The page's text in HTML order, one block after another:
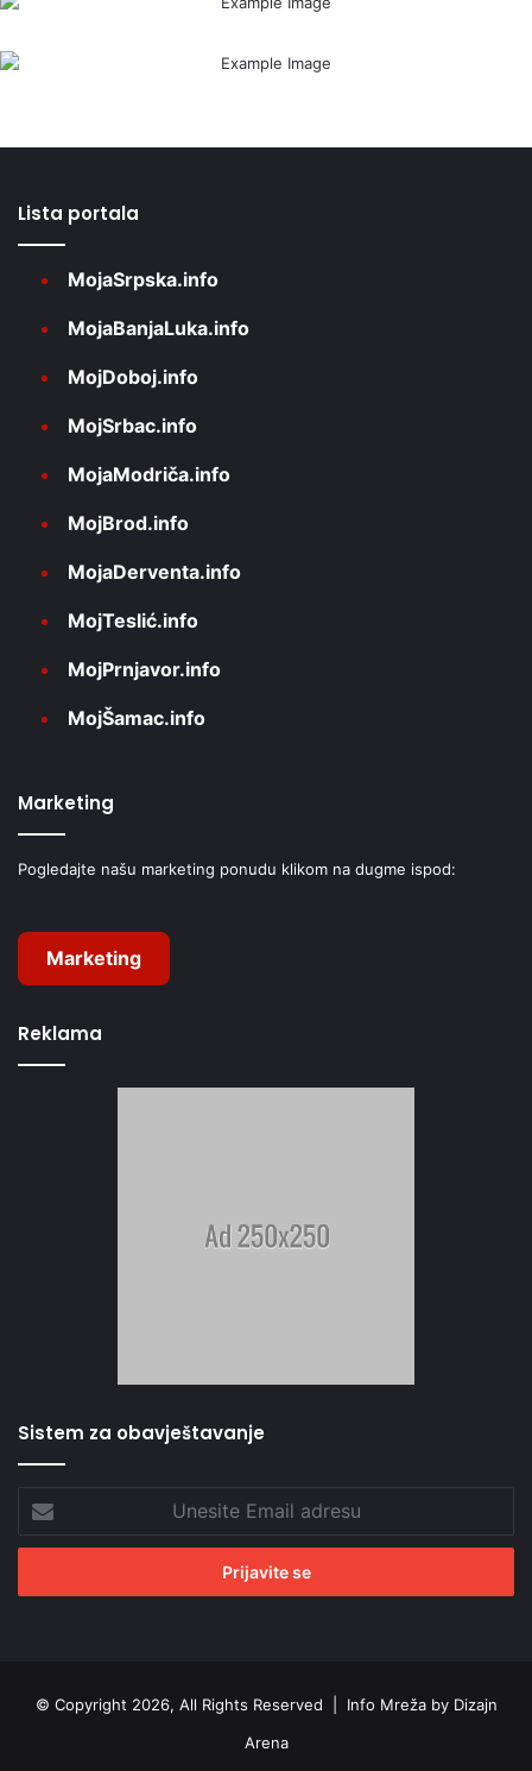
Lista portala
MojaSrpska.info
MojaBanjaLuka.info
MojDoboj.info
MojSrbac.info
MojaModriča.info
MojBrod.info
MojaDerventa.info
MojTeslić.info
MojPrnjavor.info
MojŠamac.info
Marketing
Pogledajte našu marketing ponudu klikom na dugme ispod:
Marketing
Reklama
Sistem za obavještavanje
Email
adresu
© Copyright 2026, All Rights Reserved | Info Mreža by Dizajn
Arena